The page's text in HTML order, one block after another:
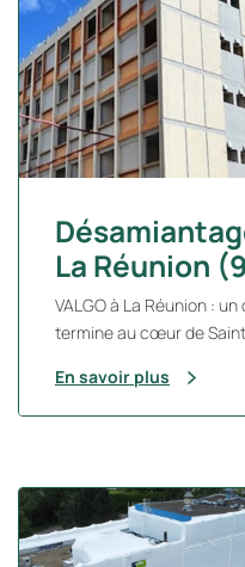
La Réunion
VALGO à La Réunion :
termine au cœur de
En savoir plus